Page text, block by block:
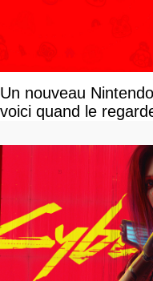
Un nouveau
voici quand le